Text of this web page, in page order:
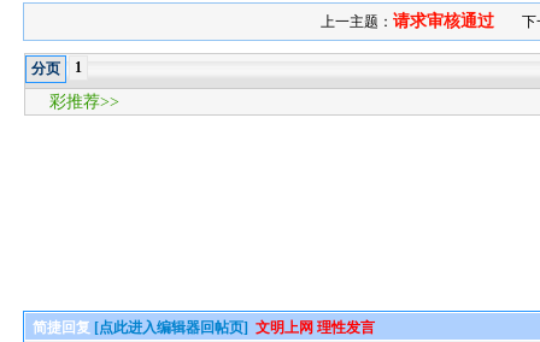
上一主题： 请求审核通过 下
分页 1
彩推荐>>
简捷回复 [点此进入编辑器回帖页] 文明上网 理性发言